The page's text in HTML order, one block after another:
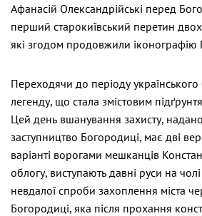
Афанасій Олександрійські перед
перший старокиївський перетин
які згодом продовжили іконографію
Переходячи до періоду
легенду, що стала змістовим
Цей день вшанування захисту,
заступництво Богородиці, має дві
варіанті ворогами мешканців
облогу, виступають давні руси на
невдалої спроби захоплення міста
Богородиці, яка після прохання